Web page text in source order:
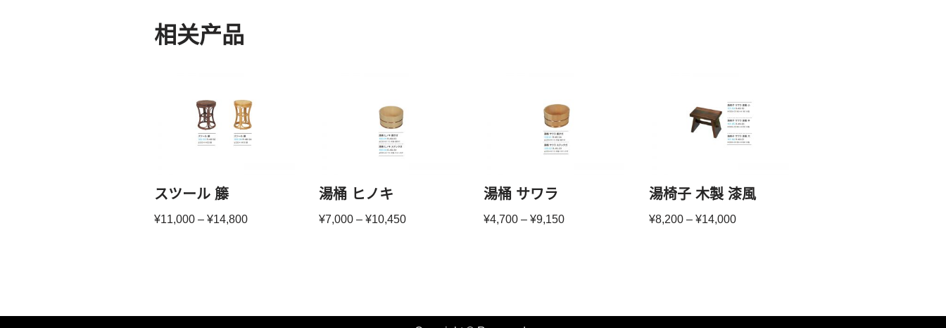
相关产品
スツール 籐
¥11,000 – ¥14,800
湯桶 ヒノキ
¥7,000 –¥10,450
湯桶 サワラ
¥4,700 –¥9,150
湯椅子 木製 漆風
¥8,200– ¥14,000